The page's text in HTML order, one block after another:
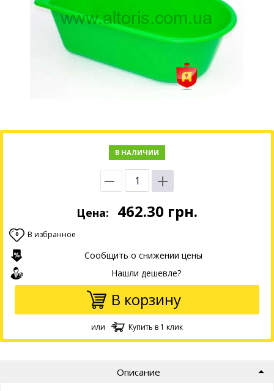
В НАЛИЧИИ
Цена: 462.30 грн.
0 В избранное
Сообщить о снижении цены
Нашли дешевле?
В корзину
или Купить в 1 клик
Описание